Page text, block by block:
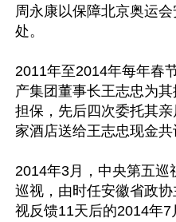
周永康以保障北京奥运
处。
2011年至2014年每年春
产集团董事长王志忠为
担保，先后四次委托其
家酒店送给王志忠现金共
2014年3月，中央第五巡
巡视，由时任安徽省政
视反馈11天后的2014年